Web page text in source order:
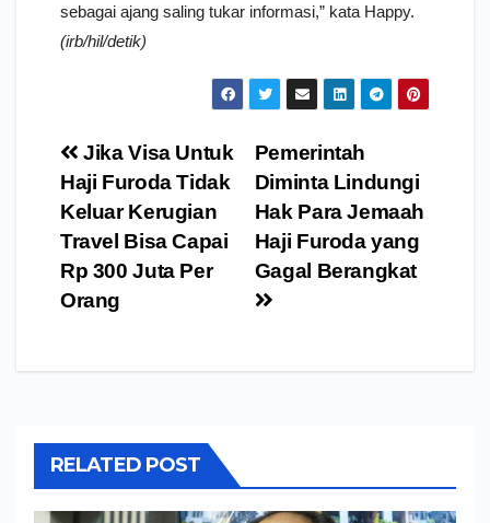
sebagai ajang saling tukar informasi,” kata Happy.
(irb/hil/detik)
Navigasi
pos
Pemerintah
Diminta Lindungi
Hak Para Jemaah
Haji Furoda yang
Gagal Berangkat
Jika Visa Untuk
Haji Furoda Tidak
Keluar Kerugian
Travel Bisa Capai
Rp 300 Juta Per
Orang
RELATED POST